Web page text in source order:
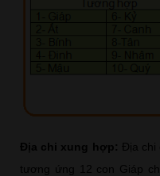
Địa chi xung hợp: Địa chi
tương ứng 12 con Giáp